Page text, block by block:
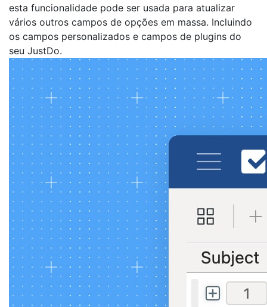
esta funcionalidade pode ser usada para atualizar
vários outros campos de opções em massa. Incluindo
os campos personalizados e campos de plugins do
seu JustDo.